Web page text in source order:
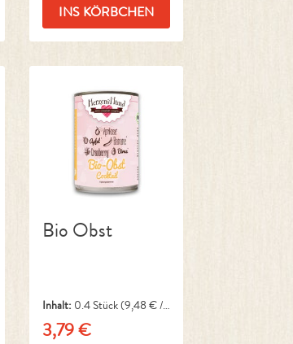
INS KÖRBCHEN
Bio Obst
Inhalt: 0.4 Stück(9,48 € / 1
Stück)
Regulärer Preis:
3,79 €